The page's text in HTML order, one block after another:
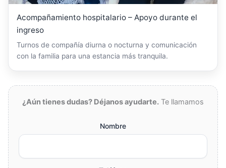
Acompañamiento hospitalario – Apoyo durante el
ingreso
Turnos de compañía diurna o nocturna y comunicación
con la familia para una estancia más tranquila.
¿Aún tienes dudas? Déjanos ayudarte. Te llamamos
Nombre